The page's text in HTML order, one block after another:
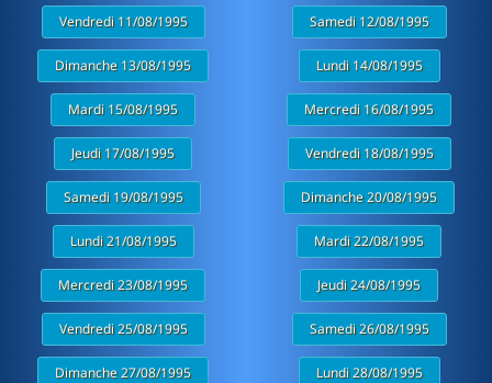
Vendredi 11/08/1995 Samedi 12/08/1995
Dimanche 13/08/1995 Lundi 14/08/1995
Mardi 15/08/1995 Mercredi 16/08/1995
Jeudi 17/08/1995 Vendredi 18/08/1995
Samedi 19/08/1995 Dimanche 20/08/1995
Lundi 21/08/1995 Mardi 22/08/1995
Mercredi 23/08/1995 Jeudi 24/08/1995
Vendredi 25/08/1995 Samedi 26/08/1995
Dimanche 27/08/1995 Lundi 28/08/1995